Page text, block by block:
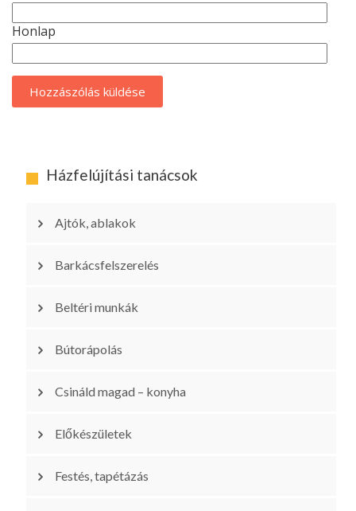
Honlap
Házfelújítási tanácsok
Ajtók, ablakok
Barkácsfelszerelés
Beltéri munkák
Bútorápolás
Csináld magad – konyha
Előkészületek
Festés, tapétázás